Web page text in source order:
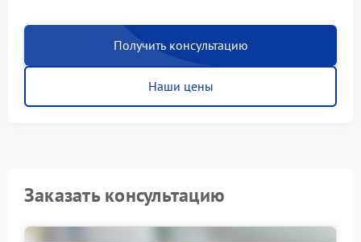
Получить консультацию
Наши цены
Заказать консультацию